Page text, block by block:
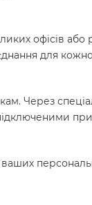
офісів або
для
Через